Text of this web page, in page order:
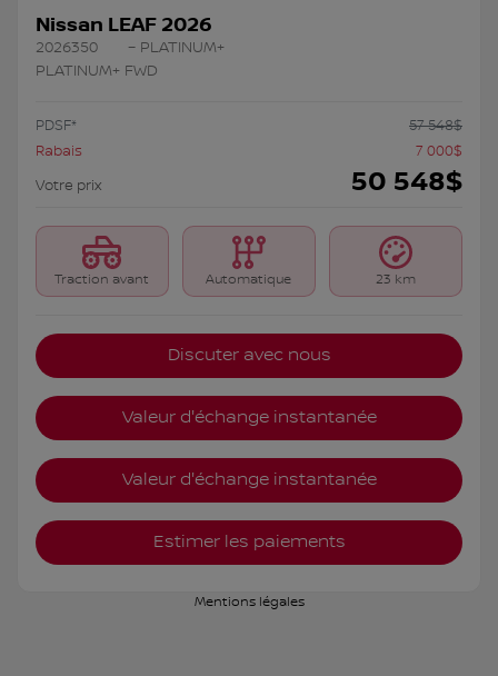
Nissan LEAF 2026
2026350
– PLATINUM+
PLATINUM+ FWD
PDSF* 57 548$
Rabais
7 000$
Votre prix
50 548$
Traction avant Automatique 23 km
Discuter avec nous
Valeur d'échange instantanée
Valeur d'échange instantanée
Estimer les paiements
Mentions légales